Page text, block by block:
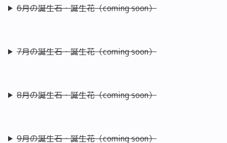
6月の誕生石・誕生花（coming soon）
7月の誕生石・誕生花（coming soon）
8月の誕生石・誕生花（coming soon）
9月の誕生石・誕生花（coming soon）